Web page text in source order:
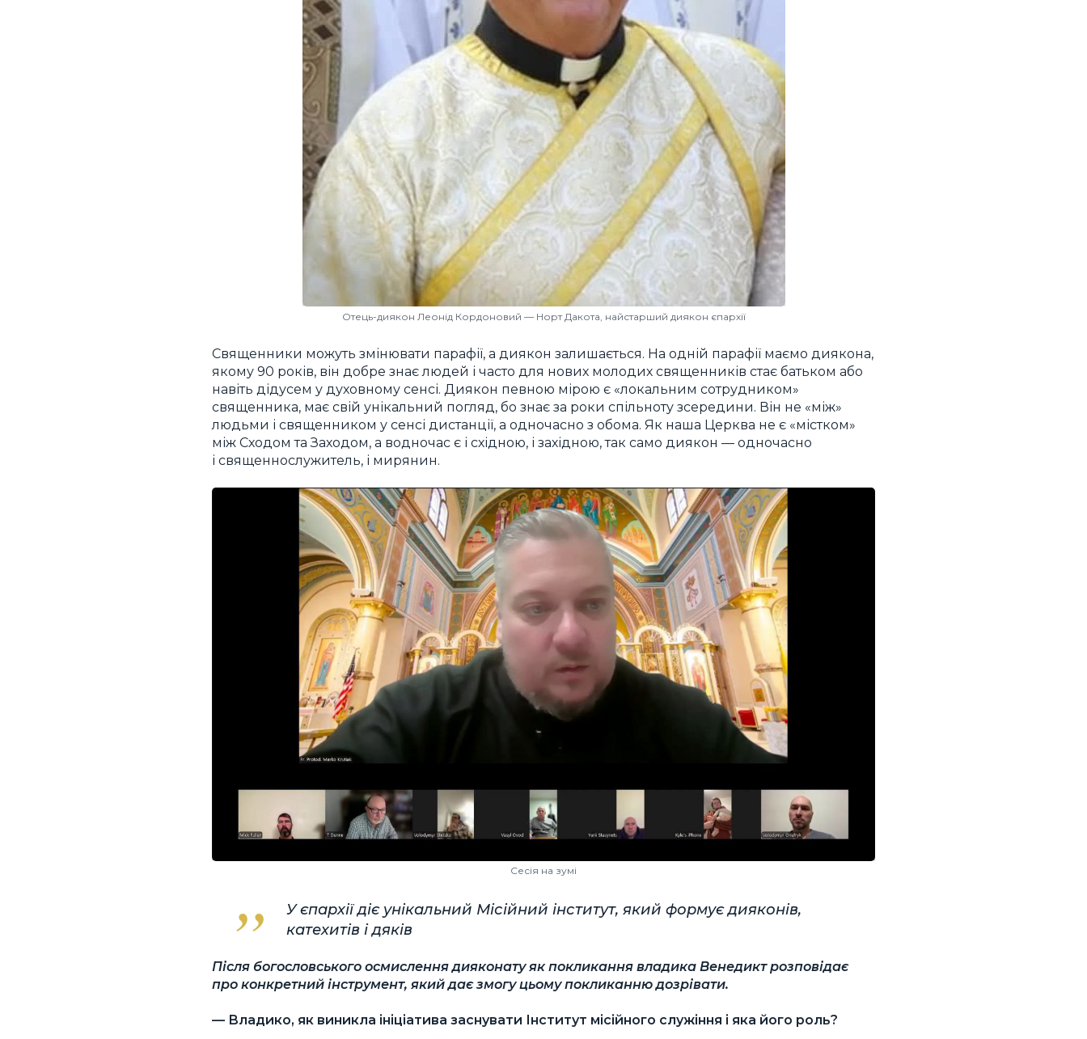
Отець-диякон Леонід Кордоновий — Норт Дакота, найстарший диякон єпархії
Священники можуть змінювати парафії, а диякон залишається. На одній парафії маємо диякона,
якому 90 років, він добре знає людей і часто для нових молодих священників стає батьком або
навіть дідусем у духовному сенсі. Диякон певною мірою є «локальним сотрудником»
священника, має свій унікальний погляд, бо знає за роки спільноту зсередини. Він не «між»
людьми і священником у сенсі дистанції, а одночасно з обома. Як наша Церква не є «містком»
між Сходом та Заходом, а водночас є і східною, і західною, так само диякон — одночасно
і священнослужитель, і мирянин.
Сесія на зумі
У єпархії діє унікальний Місійний інститут, який формує дияконів,
катехитів і дяків
Після богословського осмислення дияконату як покликання владика Венедикт розповідає
про конкретний інструмент, який дає змогу цьому покликанню дозрівати.
— Владико, як виникла ініціатива заснувати Інститут місійного служіння і яка його роль?